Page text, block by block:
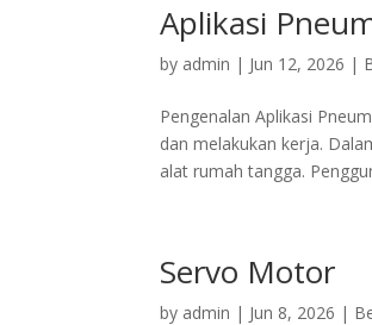
Aplikasi
by admin | Jun 12, 2026 |
Pengenalan Aplikasi
dan melakukan kerja.
alat rumah tangga.
Servo Motor
by admin | Jun 8, 2026 |